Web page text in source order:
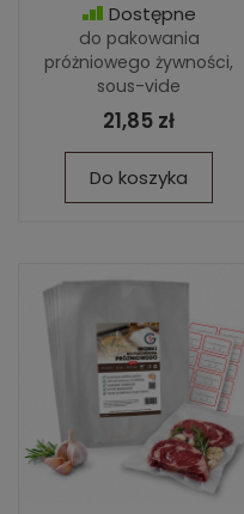
Dostępne
do pakowania
próżniowego żywności,
sous-vide
21,85 zł
Do koszyka